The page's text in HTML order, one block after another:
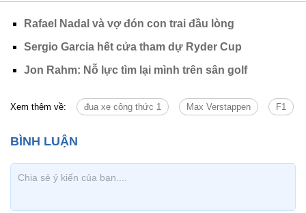
Rafael Nadal và vợ đón con trai đầu lòng
Sergio Garcia hết cửa tham dự Ryder Cup
Jon Rahm: Nỗ lực tìm lại mình trên sân golf
Xem thêm về: đua xe công thức 1 Max Verstappen F1